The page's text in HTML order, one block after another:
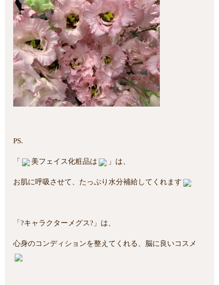
PS.
「 美フェイス化粧品は 」は、
お肌に呼吸させて、たっぷり水分補給してくれます
「?キャラクターメグス?」は、
心身のコンディションを整えてくれる、脳に良いコスメ